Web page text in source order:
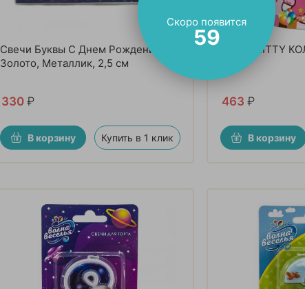
Свечи Буквы С Днем Рождения,
Золото, Металлик, 2,5 см
330 ₽
В корзину Купить в 1 клик
HELLO KITTY
463 ₽
В корзину
Скоро появится
57